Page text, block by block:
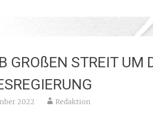
GROßEN STREIT UM
2022 Redaktion